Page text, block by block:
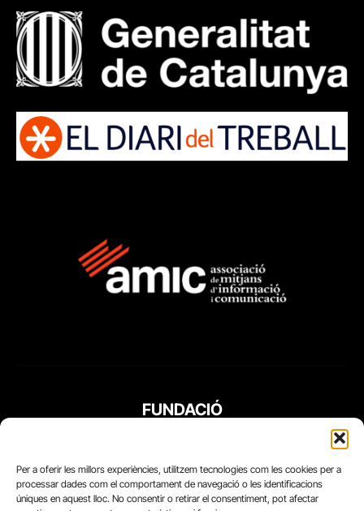
Per a oferir les millors experiències, utilitzem tecnologies com les cookies per a
processar dades com el comportament de navegació o les identificacions
úniques en aquest lloc. No consentir o retirar el consentiment, pot afectar
FUNDACIÓ